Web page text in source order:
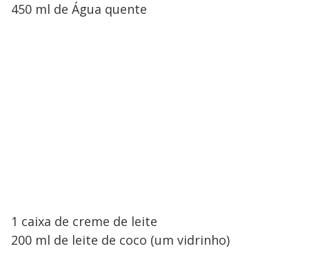
450 ml de Água quente
1 caixa de creme de leite
200 ml de leite de coco (um vidrinho)